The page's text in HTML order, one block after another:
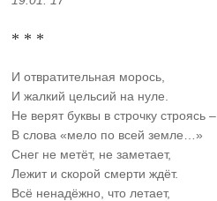
* * *
И отвратительная морось,
И жалкий цельсий на нуле.
Не верят буквы в строчку строясь –
В слова «мело по всей земле…»
Снег не метёт, не заметает,
Лежит и скорой смерти ждёт.
Всё ненадёжно, что летает,